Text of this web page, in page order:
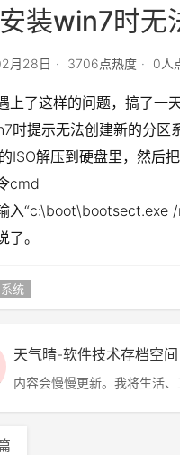
装win7时无
月28日 3706点热度 0人
上了这样的问题，搞了一
时提示无法创建新的分区
ISO解压到硬盘里，然后
cmd
入“c:\boot\bootsect.exe
了。
系统
天气晴-软件技术存档空间
内容会慢慢更新。我将生活